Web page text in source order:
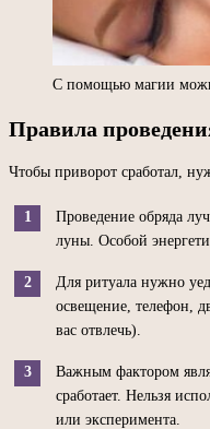
С помощью магии
Правила
Чтобы приворот сработал,
Проведение обряда
луны. Особой
Для ритуала нужно
освещение, телефон,
вас отвлечь).
Важным фактором
сработает. Нельзя
или эксперимента.